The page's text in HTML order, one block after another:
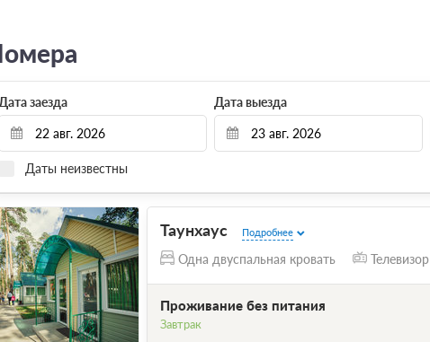
заезда Дата выезда
Даты неизвестны
Таунхаус Подробнее
Одна двуспальная кровать Телевизор
Проживание без питания
Завтрак